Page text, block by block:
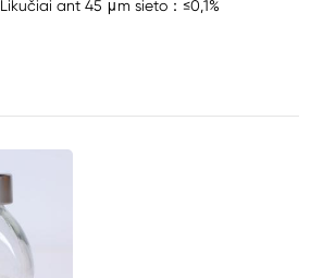
Likučiai ant 45 μm sieto：≤0,1%